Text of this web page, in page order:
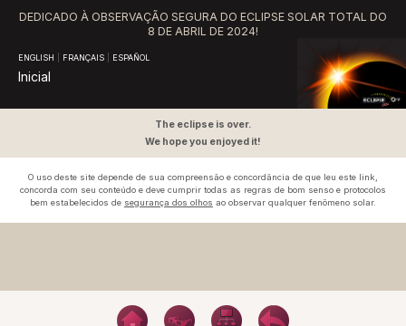
DEDICADO À OBSERVAÇÃO SEGURA DO ECLIPSE SOLAR TOTAL DO
8 DE ABRIL DE 2024!
ENGLISH FRANÇAIS ESPAÑOL
Inicial
The eclipse is over.
We hope you enjoyed it!
O uso deste site depende de sua compreensão e concordância de que leu este link,
concorda com seu conteúdo e deve cumprir todas as regras de bom senso e protocolos
bem estabelecidos de segurança dos olhos ao observar qualquer fenômeno solar.